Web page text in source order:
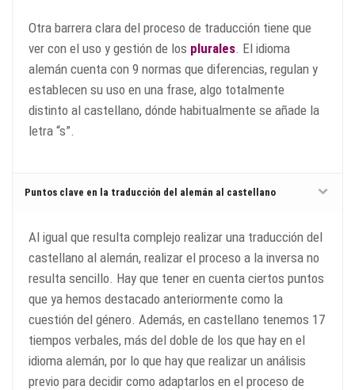
Otra barrera clara del proceso de traducción tiene que
ver con el uso y gestión de los plurales . El idioma
alemán cuenta con 9 normas que diferencias, regulan y
establecen su uso en una frase, algo totalmente
distinto al castellano, dónde habitualmente se añade la
letra “s”.
Puntos clave en la traducción del alemán al castellano
Al igual que resulta complejo realizar una traducción del
castellano al alemán, realizar el proceso a la inversa no
resulta sencillo. Hay que tener en cuenta ciertos puntos
que ya hemos destacado anteriormente como la
cuestión del género. Además, en castellano tenemos 17
tiempos verbales, más del doble de los que hay en el
idioma alemán, por lo que hay que realizar un análisis
previo para decidir como adaptarlos en el proceso de